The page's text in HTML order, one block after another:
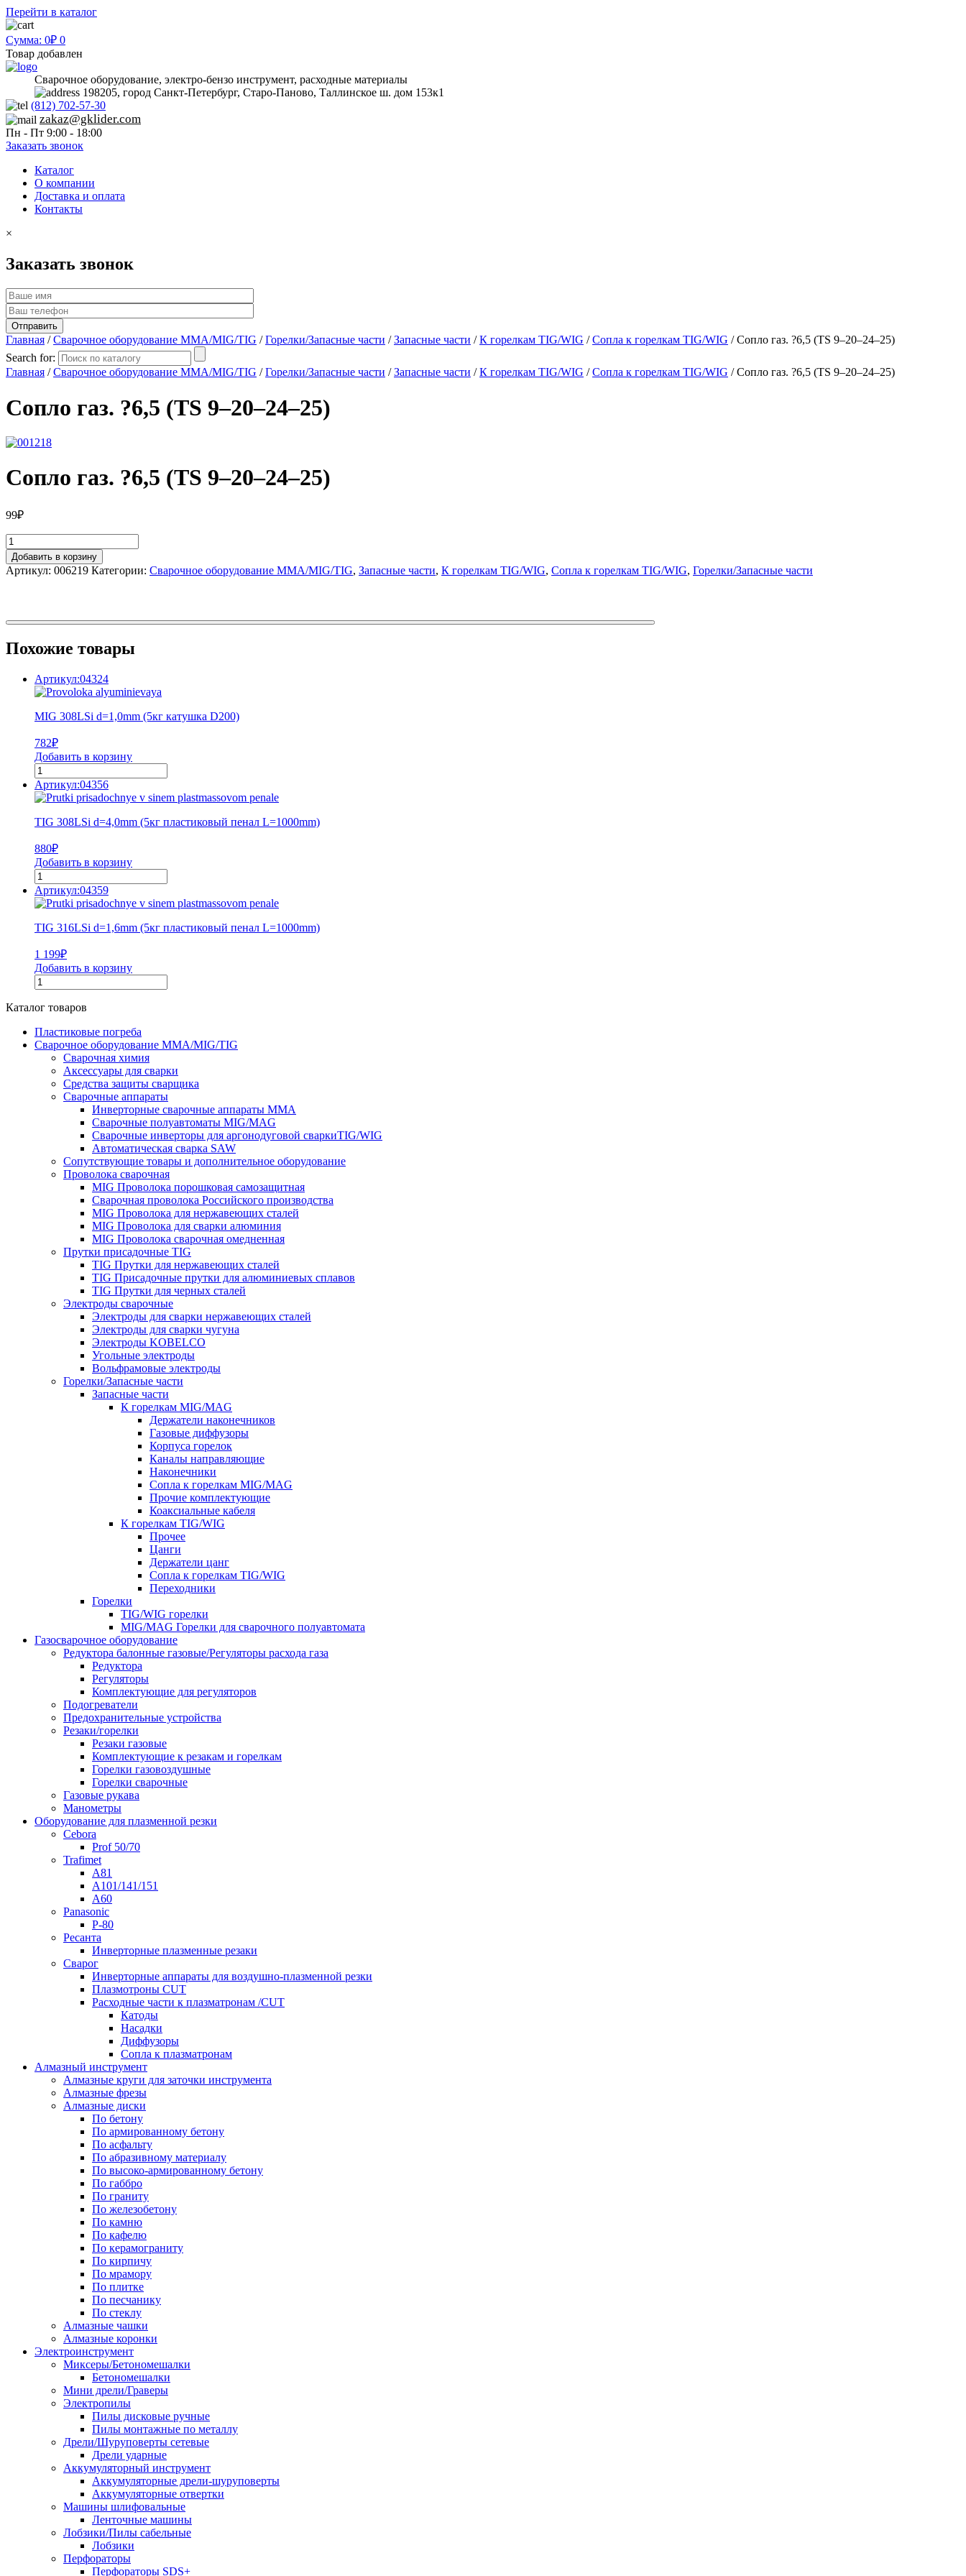
Перейти в каталог
Сумма: 0₽ 0
Товар добавлен
Сварочное оборудование, электро-бензо инструмент, расходные материалы
198205, город Санкт-Петербург, Старо-Паново, Таллинское ш. дом 153к1
(812) 702-57-30
zakaz@gklider.com
Пн - Пт 9:00 - 18:00
Заказать звонок
Каталог
О компании
Доставка и оплата
Контакты
×
Заказать звонок
Главная /Сварочное оборудование MMA/MIG/TIG /Горелки/Запасные части /Запасные части /К горелкам TIG/WIG /Сопла к горелкам TIG/WIG / Сопло газ. ?6,5 (TS 9–20–24–25)
Search for:
Главная /Сварочное оборудование MMA/MIG/TIG /Горелки/Запасные части /Запасные части /К горелкам TIG/WIG /Сопла к горелкам TIG/WIG / Сопло газ. ?6,5 (TS 9–20–24–25)
Сопло газ. ?6,5 (TS 9–20–24–25)
Сопло газ. ?6,5 (TS 9–20–24–25)
99₽
Добавить в корзину
Артикул: 006219 Категории: Сварочное оборудование MMA/MIG/TIG, Запасные части, К горелкам TIG/WIG, Сопла к горелкам TIG/WIG, Горелки/Запасные части
Похожие товары
Артикул:04324
MIG 308LSi d=1,0mm (5кг катушка D200)
782₽
Добавить в корзину
Артикул:04356
TIG 308LSi d=4,0mm (5кг пластиковый пенал L=1000mm)
880₽
Добавить в корзину
Артикул:04359
TIG 316LSi d=1,6mm (5кг пластиковый пенал L=1000mm)
1 199₽
Добавить в корзину
Каталог товаров
Пластиковые погреба
Сварочное оборудование MMA/MIG/TIG
Сварочная химия
Аксессуары для сварки
Средства защиты сварщика
Сварочные аппараты
Инверторные сварочные аппараты MMA
Сварочные полуавтоматы MIG/MAG
Сварочные инверторы для аргонодуговой сваркиTIG/WIG
Автоматическая сварка SAW
Сопутствующие товары и дополнительное оборудование
Проволока сварочная
MIG Проволока порошковая самозащитная
Сварочная проволока Российского производства
MIG Проволока для нержавеющих сталей
MIG Проволока для сварки алюминия
MIG Проволока сварочная омедненная
Прутки присадочные TIG
TIG Прутки для нержавеющих сталей
TIG Присадочные прутки для алюминиевых сплавов
TIG Прутки для черных сталей
Электроды сварочные
Электроды для сварки нержавеющих сталей
Электроды для сварки чугуна
Электроды KOBELCO
Угольные электроды
Вольфрамовые электроды
Горелки/Запасные части
Запасные части
К горелкам MIG/MAG
Держатели наконечников
Газовые диффузоры
Корпуса горелок
Каналы направляющие
Наконечники
Сопла к горелкам MIG/MAG
Прочие комплектующие
Коаксиальные кабеля
К горелкам TIG/WIG
Прочее
Цанги
Держатели цанг
Сопла к горелкам TIG/WIG
Переходники
Горелки
TIG/WIG горелки
MIG/MAG Горелки для сварочного полуавтомата
Газосварочное оборудование
Редуктора балонные газовые/Регуляторы расхода газа
Редуктора
Регуляторы
Комплектующие для регуляторов
Подогреватели
Предохранительные устройства
Резаки/горелки
Резаки газовые
Комплектующие к резакам и горелкам
Горелки газовоздушные
Горелки сварочные
Газовые рукава
Манометры
Оборудование для плазменной резки
Cebora
Prof 50/70
Trafimet
A81
A101/141/151
A60
Panasonic
P-80
Ресанта
Инверторные плазменные резаки
Сварог
Инверторные аппараты для воздушно-плазменной резки
Плазмотроны CUT
Расходные части к плазматронам /CUT
Катоды
Насадки
Диффузоры
Сопла к плазматронам
Алмазный инструмент
Алмазные круги для заточки инструмента
Алмазные фрезы
Алмазные диски
По бетону
По армированному бетону
По асфальту
По абразивному материалу
По высоко-армированному бетону
По габбро
По граниту
По железобетону
По камню
По кафелю
По керамограниту
По кирпичу
По мрамору
По плитке
По песчанику
По стеклу
Алмазные чашки
Алмазные коронки
Электроинструмент
Миксеры/Бетономешалки
Бетономешалки
Мини дрели/Граверы
Электропилы
Пилы дисковые ручные
Пилы монтажные по металлу
Дрели/Шуруповерты сетевые
Дрели ударные
Аккумуляторный инструмент
Аккумуляторные дрели-шуруповерты
Аккумуляторные отвертки
Машины шлифовальные
Ленточные машины
Лобзики/Пилы сабельные
Лобзики
Перфораторы
Перфораторы SDS+